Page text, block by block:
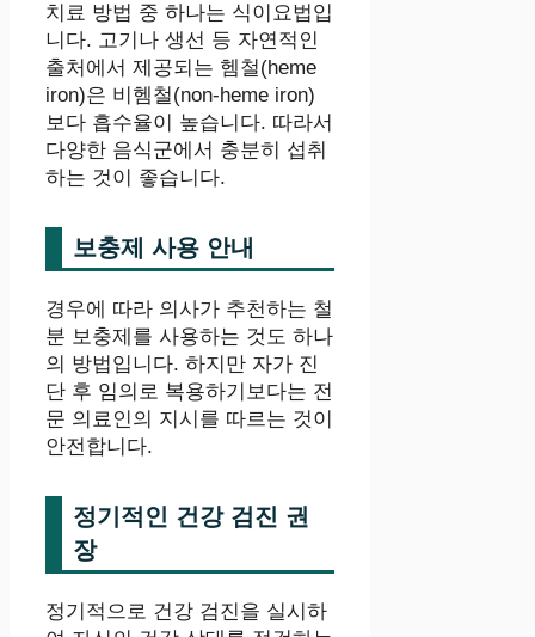
치료 방법 중 하나는 식이요법입
니다. 고기나 생선 등 자연적인
출처에서 제공되는 헴철(heme
iron)은 비헴철(non-heme iron)
보다 흡수율이 높습니다. 따라서
다양한 음식군에서 충분히 섭취
하는 것이 좋습니다.
보충제 사용 안내
경우에 따라 의사가 추천하는 철
분 보충제를 사용하는 것도 하나
의 방법입니다. 하지만 자가 진
단 후 임의로 복용하기보다는 전
문 의료인의 지시를 따르는 것이
안전합니다.
정기적인 건강 검진 권
장
정기적으로 건강 검진을 실시하